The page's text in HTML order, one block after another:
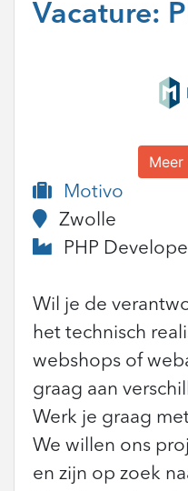
Vacature:
Motivo
Zwolle
PHP
Wil je de
het technisch
webshops of
graag aan
Werk je graag
We willen ons
en zijn op zoek